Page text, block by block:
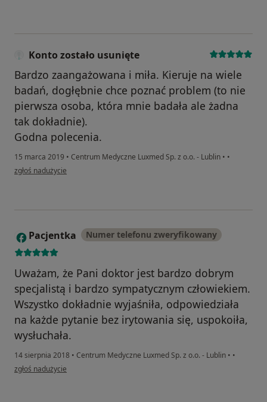
Konto zostało usunięte
Bardzo zaangażowana i miła. Kieruje na wiele
badań, dogłębnie chce poznać problem (to nie
pierwsza osoba, która mnie badała ale żadna
tak dokładnie).
Godna polecenia.
15 marca 2019 • Centrum Medyczne Luxmed Sp. z o.o. - Lublin • •
w opinii użytkownika Konto zostało usunięte
zgłoś nadużycie
P Pacjentka Numer telefonu zweryfikowany
Uważam, że Pani doktor jest bardzo dobrym
specjalistą i bardzo sympatycznym człowiekiem.
Wszystko dokładnie wyjaśniła, odpowiedziała
na każde pytanie bez irytowania się, uspokoiła,
wysłuchała.
14 sierpnia 2018 • Centrum Medyczne Luxmed Sp. z o.o. - Lublin • •
w opinii użytkownika Pacjentka
zgłoś nadużycie